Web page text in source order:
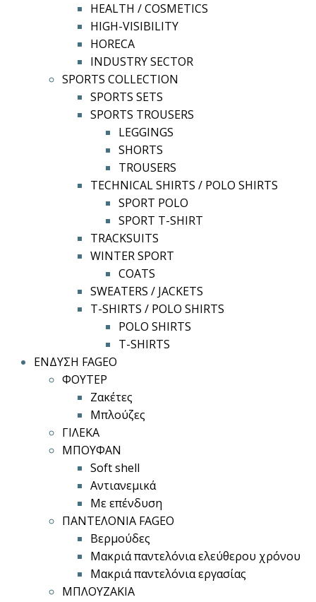
HEALTH / COSMETICS
HIGH-VISIBILITY
HORECA
INDUSTRY SECTOR
SPORTS COLLECTION
SPORTS SETS
SPORTS TROUSERS
LEGGINGS
SHORTS
TROUSERS
TECHNICAL SHIRTS / POLO SHIRTS
SPORT POLO
SPORT T-SHIRT
TRACKSUITS
WINTER SPORT
COATS
SWEATERS / JACKETS
T-SHIRTS / POLO SHIRTS
POLO SHIRTS
T-SHIRTS
ΕΝΔΥΣΗ FAGEO
ΦΟΥΤΕΡ
Ζακέτες
Μπλούζες
ΓΙΛΕΚΑ
ΜΠΟΥΦΑΝ
Soft shell
Αντιανεμικά
Με επένδυση
ΠΑΝΤΕΛΟΝΙΑ FAGEO
Βερμούδες
Μακριά παντελόνια ελεύθερου χρόνου
Μακριά παντελόνια εργασίας
ΜΠΛΟΥΖΑΚΙΑ